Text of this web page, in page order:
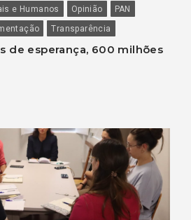
e Humanos Opinião
PAN
Transparência
de esperança, 600 milhões